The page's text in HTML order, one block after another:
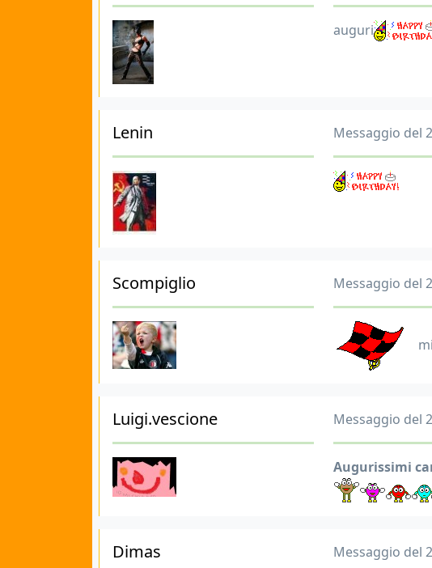
auguri
Lenin Messaggio del
Scompiglio Messaggio del
Luigi.vescione Messaggio del
Augurissimi
Dimas Messaggio del